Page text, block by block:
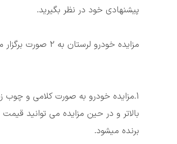
پیشنهادی خود در نظر بگیرید.
مزایده خودرو لرستان به 2 صورت برگزار میشود :
1.مزایده خودرو به صورت کلامی و
بالاتر و در حین مزایده می توانید
برنده میشود.